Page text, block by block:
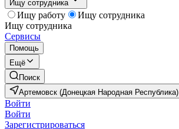
Ищу сотрудника
Ищу работу
Ищу сотрудника
Ищу сотрудника
Сервисы
Помощь
Ещё
Поиск
Артемовск (Донецкая Народная Республика)
Войти
Войти
Зарегистрироваться